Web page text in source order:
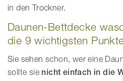
in den Trockner.
Daunen-Bettdecke
die 9 wichtigsten
Sie sehen schon, wer eine
sollte sie nicht einfach in die